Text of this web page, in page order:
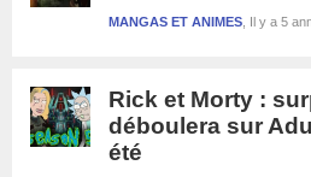
Il y a 5
MANGAS ET ANIMES
Rick et Morty :
déboulera sur
été